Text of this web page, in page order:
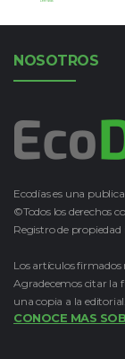
Leer Más
NOSOTROS
Ecodías es una
©Todos los derechos
Registro de
Los artículos
Agradecemos citar la
una copia a la editorial.
CONOCE MAS